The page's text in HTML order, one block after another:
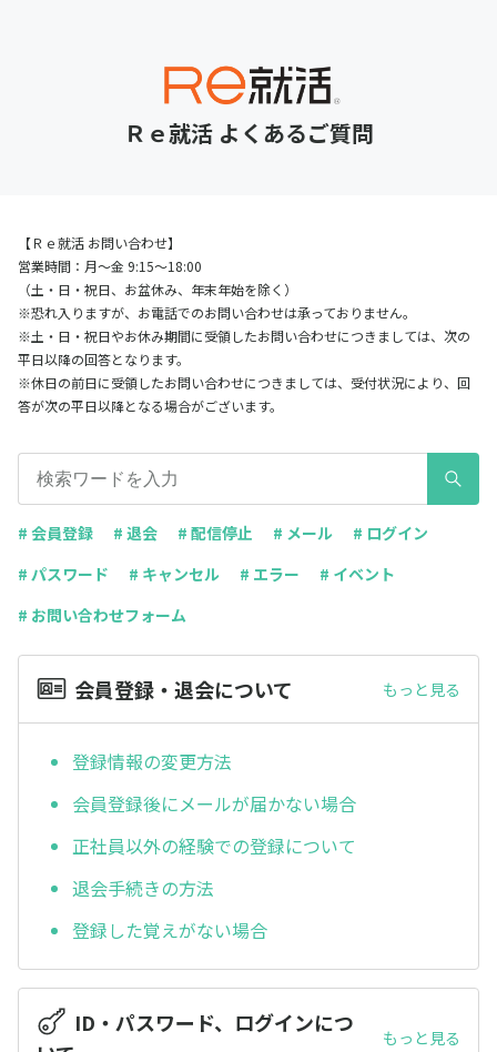
Ｒｅ就活 よくあるご質問
【Ｒｅ就活 お問い合わせ】
営業時間：月～金 9:15～18:00
（土・日・祝日、お盆休み、年末年始を除く）
※恐れ入りますが、お電話でのお問い合わせは承っておりません。
※土・日・祝日やお休み期間に受領したお問い合わせにつきましては、次の
平日以降の回答となります。
※休日の前日に受領したお問い合わせにつきましては、受付状況により、回
答が次の平日以降となる場合がございます。
# 会員登録 # 退会 # 配信停止 # メール
# ログイン
# パスワード
# キャンセル # エラー
# イベント
# お問い合わせフォーム
会員登録・退会について もっと見る
登録情報の変更方法
会員登録後にメールが届かない場合
正社員以外の経験での登録について
退会手続きの方法
登録した覚えがない場合
ID・パスワード、ログインにつ
もっと見る